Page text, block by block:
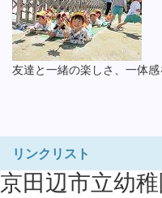
友達と一緒の楽しさ、一体感
リンクリスト
京田辺市立幼稚